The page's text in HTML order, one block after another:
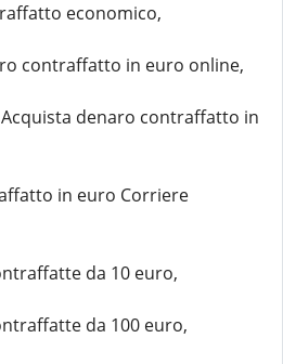
economico,
contraffatto in euro online,
denaro contraffatto in
in euro Corriere
da 10 euro,
da 100 euro,